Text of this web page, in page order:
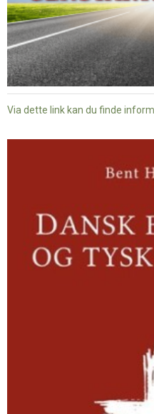
Via dette link kan du finde